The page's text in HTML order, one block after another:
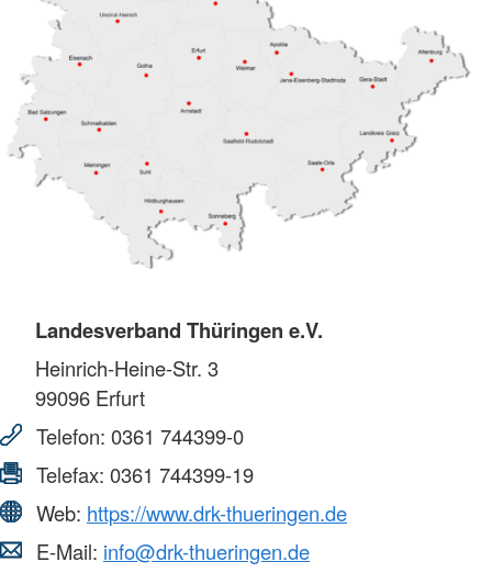
Landesverband Thüringen e.V.
Heinrich-Heine-Str. 3
99096 Erfurt
Telefon: 0361 744399-0
Telefax: 0361 744399-19
Web: https://www.drk-thueringen.de
E-Mail: info@drk-thueringen.de